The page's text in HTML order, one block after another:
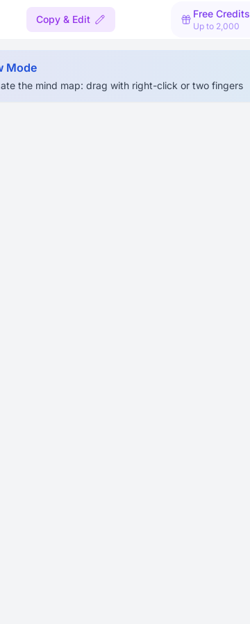
Copy & Edit Free Credits
Up to 2,000
Mode
the mind map: drag with right-click or two fingers